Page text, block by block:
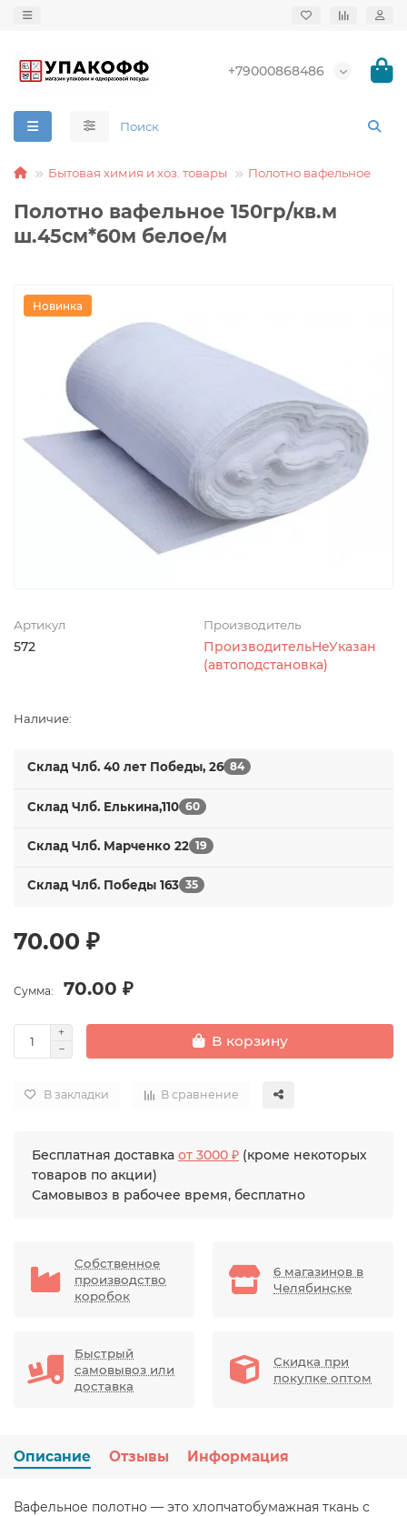
+79000868486
Бытовая химия и хоз. товары Полотно вафельное
Полотно вафельное 150гр/кв.м
ш.45см*60м белое/м
Новинка
Артикул
572
Производитель
ПроизводительНеУказан
(автоподстановка)
Наличие:
Склад Члб. 40 лет Победы, 26 84
Склад Члб. Елькина,110 60
Склад Члб. Марченко 22 19
Склад Члб. Победы 163 35
70.00 ₽
Сумма: 70.00 ₽
В корзину
В закладки В сравнение
Бесплатная доставка от 3000 ₽ (кроме некоторых
товаров по акции)
Самовывоз в рабочее время, бесплатно
Собственное
производство
коробок
6 магазинов в
Челябинске
Быстрый
самовывоз или
доставка
Скидка при
покупке оптом
Описание Отзывы Информация
Вафельное полотно — это хлопчатобумажная ткань с